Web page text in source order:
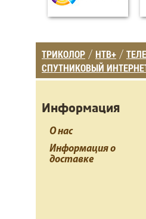
ТРИКОЛОР / НТВ+ /
СПУТНИКОВЫЙ
Информация
О нас
Информация о
доставке